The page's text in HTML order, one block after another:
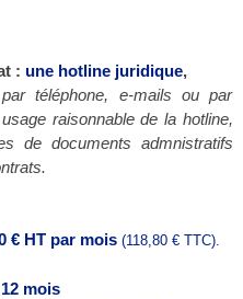
: une hotline juridique,
téléphone, e-mails ou par
raisonnable de la hotline,
de documents admnistratifs
€ HT par mois (118,80 € TTC).
12 mois